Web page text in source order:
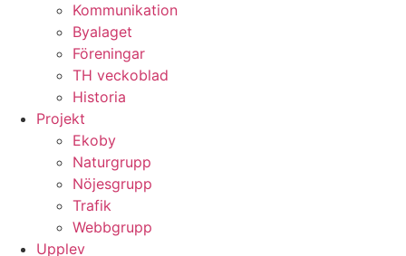
Kommunikation
Byalaget
Föreningar
TH veckoblad
Historia
Projekt
Ekoby
Naturgrupp
Nöjesgrupp
Trafik
Webbgrupp
Upplev